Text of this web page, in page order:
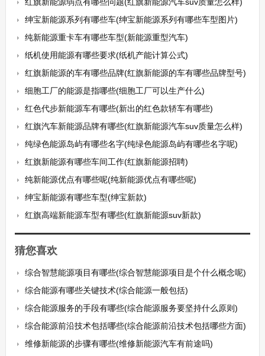
绅宝新能源系列有哪些车(绅宝新能源系列有哪些车型图片)
纯新能源重卡车有哪些车型(新能源重型汽车)
纸机使用能源有哪些要求(纸机产能计算公式)
红旗新能源的车有哪些品牌(红旗新能源的车有哪些品牌型号)
细胞工厂的能源是指哪些(细胞工厂可以生产什么)
红色代步新能源车有哪些(新出的红色款轿车有哪些)
红旗汽车新能源品牌有哪些(红旗新能源汽车suv质量怎么样)
纯绿色能源岛屿有哪些名字(纯绿色能源岛屿有哪些名字呢)
红旗新能源有哪些车间工作(红旗新能源招聘)
纯新能源优点有哪些呢(纯新能源优点有哪些呢)
绅宝新能源有哪些车型(绅宝新款)
红旗高端新能源车型有哪些(红旗新能源suv新款)
猜您喜欢
综合智慧能源项目有哪些(综合智慧能源项目是个什么概念呢)
综合能源有哪些关键技术(综合能源一般包括)
综合能源服务的手段有哪些(综合能源服务要坚持什么原则)
综合能源前沿技术包括哪些(综合能源前沿技术包括哪些方面)
维修新能源的步骤有哪些(维修新能源汽车有前途吗)